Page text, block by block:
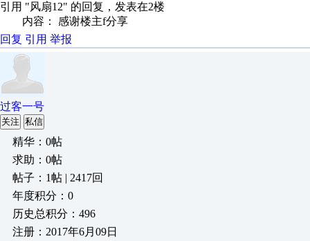
引用 "风扇12" 的回复，发表在2楼
内容： 感谢楼主f分享
回复 引用 举报
过客一号
关注 私信
精华：0帖
求助：0帖
帖子：1帖 | 2417回
年度积分：0
历史总积分：496
注册：2017年6月09日